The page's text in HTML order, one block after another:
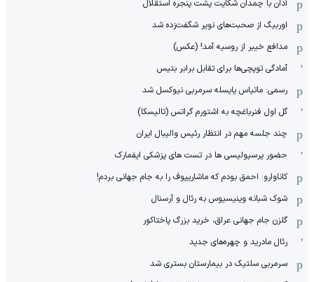
آدان با چمدان شکایت پشت پنجره استقلال
اوربیگ از صحبت‌های نویر شگفت‌زده شد
مدافع خیبر از روسیه آمد! (عکس)
آمادگی توپچی‌ها برای تقابل برابر بتیس
رسمی: ماتیاس یایسله سرمربی نیوکسل شد
گل اول فنرباغچه به اشتورم گراتس (تالیسکا)
چند جلسه مهم در انتظار رئیس والیبال ایران
حضور پرسپولیسی ها در تست های پزشکی ایفمارک
کاناوارو: احمق بودم که ماشاریپوف را به جام جهانی بردم!
شوک شبانه وینیسیوس به رئال و آرسنال
گلزن جام جهانی عراق، خرید بزرگ پاختاکور
رئال مادرید و چهره‌های جدید
سرمربی سلتیک در بیمارستان بستری شد